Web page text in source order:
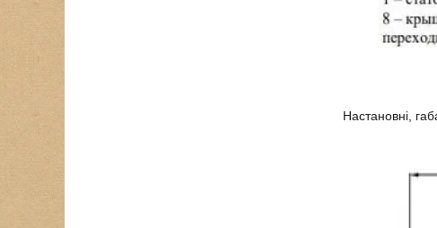
Настановні,